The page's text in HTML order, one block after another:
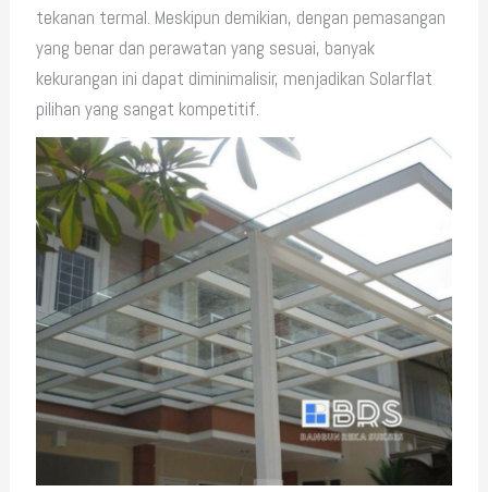
tekanan termal. Meskipun demikian, dengan pemasangan
yang benar dan perawatan yang sesuai, banyak
kekurangan ini dapat diminimalisir, menjadikan Solarflat
pilihan yang sangat kompetitif.